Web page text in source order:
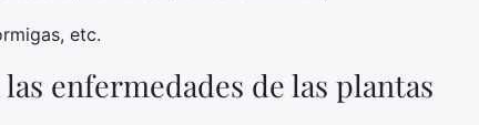
etc.
enfermedades de las plantas